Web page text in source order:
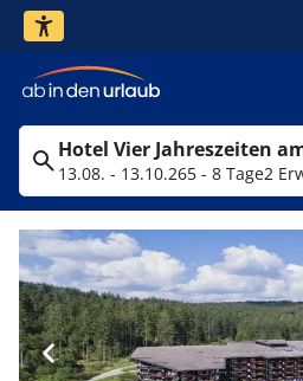
13.08. - 13.10.265 - 8 Tage2